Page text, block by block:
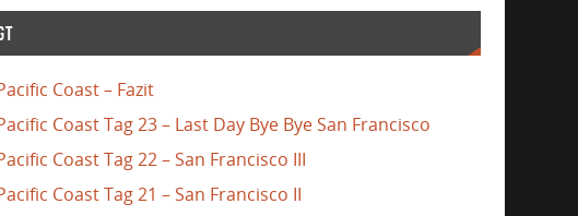
Coast – Fazit
Coast Tag 23 – Last Day Bye Bye San Francisco
Coast Tag 22 – San Francisco III
Coast Tag 21 – San Francisco II